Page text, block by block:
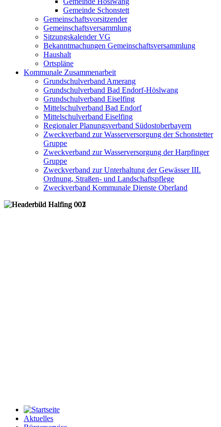
Gemeinde Schonstett
Gemeinschaftsvorsitzender
Gemeinschaftsversammlung
Sitzungskalender VG
Bekanntmachungen Gemeinschaftsversammlung
Haushalt
Ortspläne
Kommunale Zusammenarbeit
Grundschulverband Amerang
Grundschulverband Bad Endorf-Höslwang
Grundschulverband Eiselfing
Mittelschulverband Bad Endorf
Mittelschulverband Eiselfing
Regionaler Planungsverband Südostoberbayern
Zweckverband zur Wasserversorgung der Schonstetter
Gruppe
Zweckverband zur Wasserversorgung der Harpfinger
Gruppe
Zweckverband zur Unterhaltung der Gewässer III.
Ordnung, Straßen- und Landschaftspflege
Zweckverband Kommunale Dienste Oberland
Aktuelles